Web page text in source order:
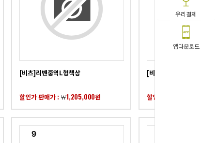
유리결제
앱다운로드
[비츠]리벤중역L형책상
할인가 판매가 : ￦1,205,000원
[비츠]이엑스플러스중역L
할인가 판매가 :
9